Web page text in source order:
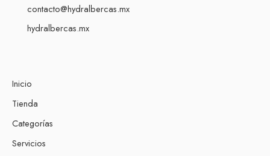
contacto@hydralbercas.mx
hydralbercas.mx
Inicio
Tienda
Categorías
Servicios